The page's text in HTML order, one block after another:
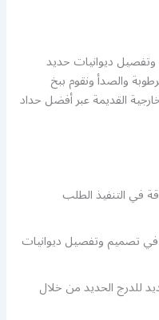
ديوانيات حديد
والصدأ ونقوم ببخ
القديمة عبر أفضل حداد
في التنفيذ الطلب
في تصميم وتفصيل ديوانيات
للدرج الحديد من خلال